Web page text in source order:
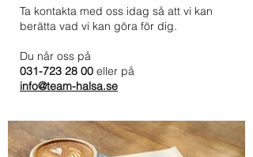
Psykisk hälsa och
stresshantering
Ta kontakta med oss idag så att vi kan
berätta vad vi kan göra för dig.
Du når oss på
031-723 28 00 eller på
info@team-halsa.se